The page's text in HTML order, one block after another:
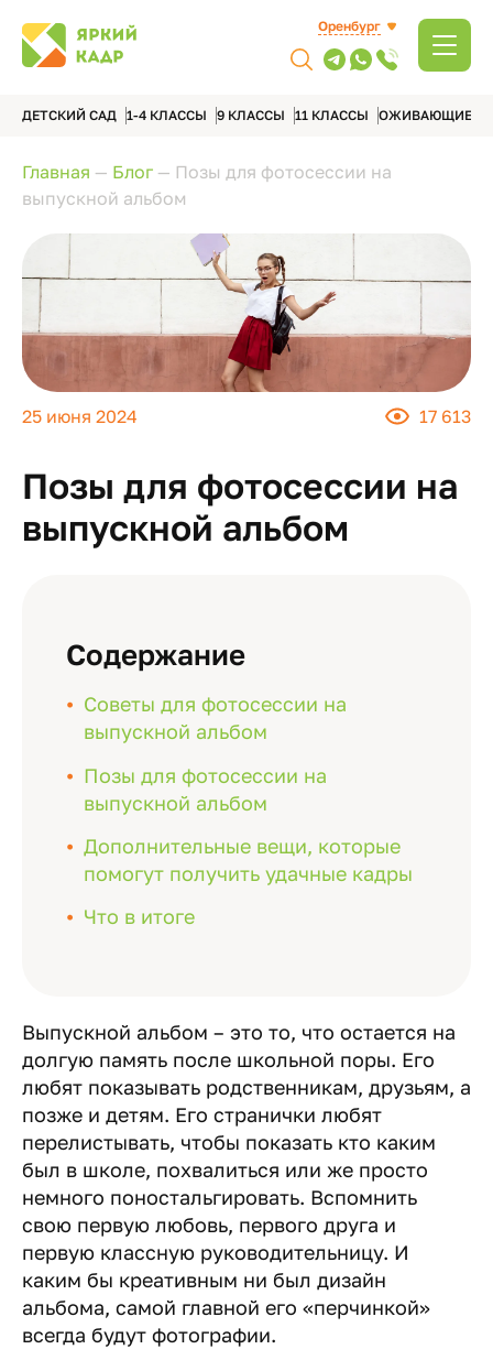
Оренбург
ДЕТСКИЙ САД 1-4 КЛАССЫ 9 КЛАССЫ 11 КЛАССЫ ОЖИВАЮЩИЕ
Главная — Блог — Позы для фотосессии на
выпускной альбом
25 июня 2024 17 613
Позы для фотосессии на
выпускной альбом
Содержание
Советы для фотосессии на
выпускной альбом
Позы для фотосессии на
выпускной альбом
Дополнительные вещи, которые
помогут получить удачные кадры
Что в итоге
Выпускной альбом – это то, что остается на
долгую память после школьной поры. Его
любят показывать родственникам, друзьям, а
позже и детям. Его странички любят
перелистывать, чтобы показать кто каким
был в школе, похвалиться или же просто
немного поностальгировать. Вспомнить
свою первую любовь, первого друга и
первую классную руководительницу. И
каким бы креативным ни был дизайн
альбома, самой главной его «перчинкой»
всегда будут фотографии.